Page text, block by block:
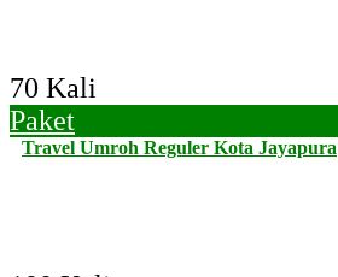
70 Kali
Paket
Travel Umroh Reguler Kota Jayapura